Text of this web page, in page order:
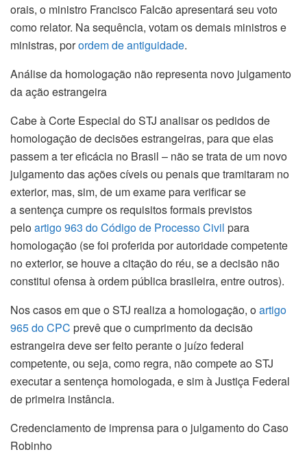
orais, o ministro Francisco Falcão apresentará seu voto
como relator. Na sequência, votam os demais ministros e
ministras, porordem de antiguidade.
Análise da homologação não representa novo julgamento
da ação estrangeira
Cabe à Corte Especial do STJ analisar os pedidos de
homologação de decisões estrangeiras, para que elas
passem a ter eficácia no Brasil – não se trata de um novo
julgamento das ações cíveis ou penais que tramitaram no
exterior, mas, sim, de um exame para verificar se
asentençacumpre os requisitos formais previstos
peloartigo 963 do Código de Processo Civil para
homologação (se foi proferida por autoridade competente
no exterior, se houve acitaçãodo réu, se a decisão não
constitui ofensa à ordem pública brasileira, entre outros).
Nos casos em que o STJ realiza a homologação, oartigo
965 do CPC prevê que o cumprimento da decisão
estrangeira deve ser feito perante o juízo federal
competente, ou seja, como regra, não compete ao STJ
executar asentença homologada, e sim à Justiça Federal
de primeira instância.
Credenciamento de imprensa para o julgamento do Caso
Robinho